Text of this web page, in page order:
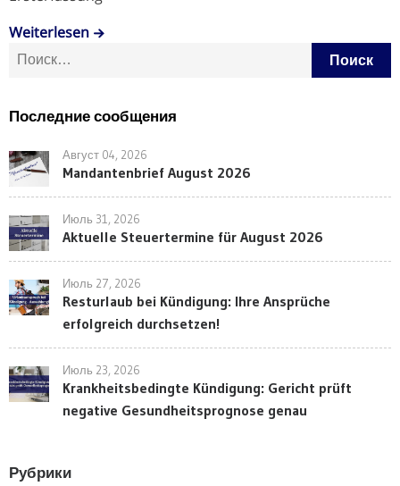
Weiterlesen
Найти:
Последние сообщения
Август 04, 2026
Mandantenbrief August 2026
Июль 31, 2026
Aktuelle Steuertermine für August 2026
Июль 27, 2026
Resturlaub bei Kündigung: Ihre Ansprüche
erfolgreich durchsetzen!
Июль 23, 2026
Krankheitsbedingte Kündigung: Gericht prüft
negative Gesundheitsprognose genau
Рубрики